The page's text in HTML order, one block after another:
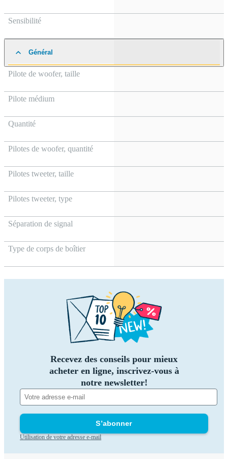
Sensibilité
Général
Pilote de woofer, taille
Pilote médium
Quantité
Pilotes de woofer, quantité
Pilotes tweeter, taille
Pilotes tweeter, type
Séparation de signal
Type de corps de boîtier
Recevez des conseils pour mieux
acheter en ligne, inscrivez-vous à
notre newsletter!
S’abonner
Utilisation de votre adresse e-mail